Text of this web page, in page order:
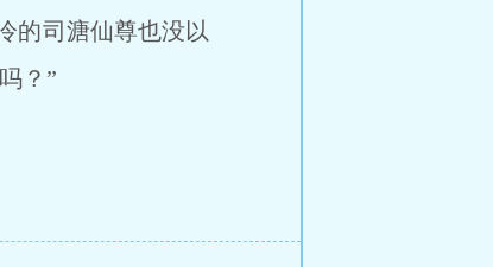
司溏仙尊也没以
？”